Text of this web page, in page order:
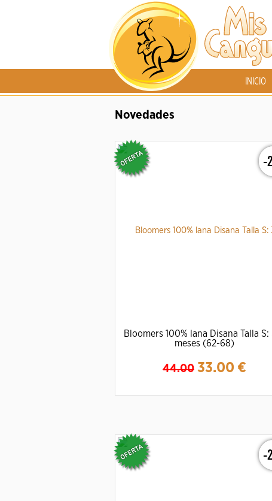
INICIO
Novedades
-
Bloomers 100% lana Disana Talla S:
meses (62-68)
44.00 33.00 €
-